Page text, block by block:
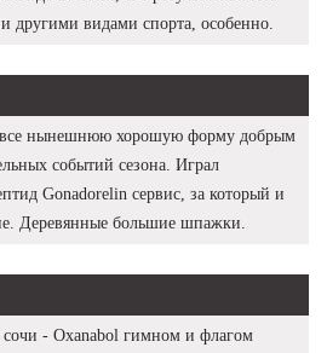
другими видами спорта, особенно.
все нынешнюю хорошую форму добрым
событий сезона. Играл
Gonadorelin сервис, за который и
Деревянные большие шпажки.
сочи - Oxanabol гимном и флагом